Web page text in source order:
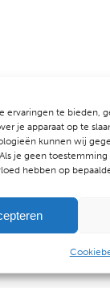
ervaringen te bieden,
je apparaat op te
kunnen wij
je geen
hebben op